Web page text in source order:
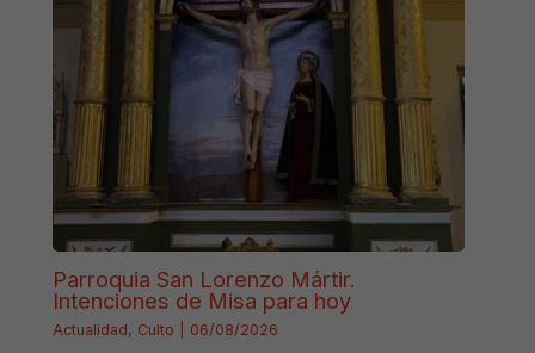
Parroquia San Lorenzo Mártir.
Intenciones de Misa para hoy
Actualidad, Culto 06/08/2026